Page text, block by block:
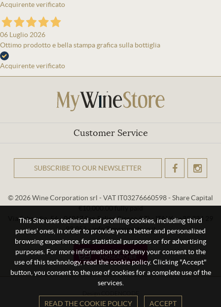
Acquirente verificato
06 Luglio 2026
Ottimo prodotto e bella stampa grafica sulla bottiglia
Acquirente verificato
Customer Service
This Site uses technical and profiling cookies, including third
parties' ones, in order to provide you a better and personalized
browsing experience, for statistical purposes or for advertising
purposes. For more information or to deny your consent to the
use of this technology, read the cookie policy. Clicking "Accept"
button, you consent to the use of cookies for a complete use of the
services.
READ THE COOKIE POLICY ACCEPT
SUBSCRIBE TO OUR NEWSLETTER
© 2026 Wine Corporation srl - VAT IT03276660598 - Share Capital
€10,000.00 fully paid
Via Sabaudia, 56 - 04017 San Felice Circeo (LT) - ITALY - +39 334 29
93 956 - info@mywinestore.it